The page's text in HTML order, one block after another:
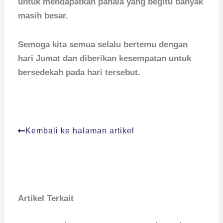
masih besar.
Semoga kita semua selalu bertemu dengan
hari Jumat dan diberikan kesempatan untuk
bersedekah pada hari tersebut.
Kembali ke halaman artikel
Artikel Terkait